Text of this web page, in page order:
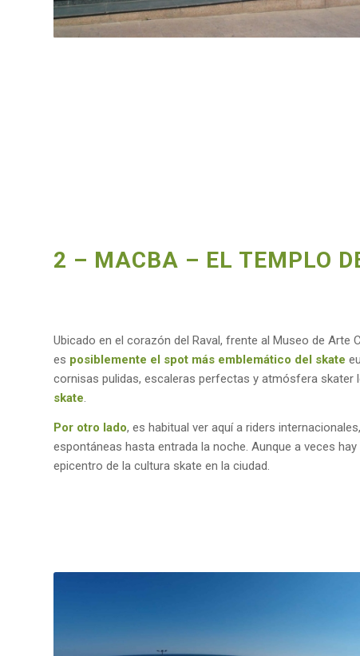
2 – MACBA – EL TEMPLO
Ubicado en el corazón del Raval, frente al Museo de Arte
es posiblemente el spot más emblemático del skate
cornisas pulidas, escaleras perfectas y atmósfera skater
skate.
Por otro lado, es habitual ver aquí a riders
espontáneas hasta entrada la noche. Aunque a veces
epicentro de la cultura skate en la ciudad.